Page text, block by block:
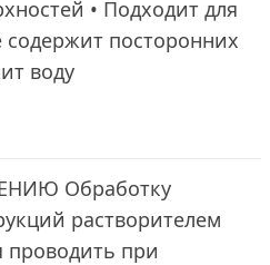
• Подходит для
посторонних
воду
Обработку
растворителем
проводить при